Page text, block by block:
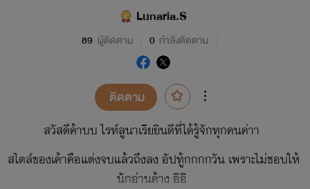
Lunaria.S
89 ผู้ติดตาม 0 กำลังติดตาม
ติดตาม
สวัสดีค้าบบ ไรท์ลูนาเรียยินดีที่ได้รู้จักทุกคนค่าา
สไตล์ของเค้าคือแต่งจบแล้วถึงลง อัปทู้กกกกวัน เพราะไม่ชอบให้
นักอ่านค้าง อิอิ